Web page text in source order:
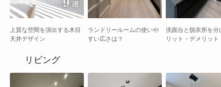
上質な空間を演出する木目
天井デザイン
ランドリールームの使いや
すい広さは？
洗面台と脱衣所を分
リット・デメリット
リビング